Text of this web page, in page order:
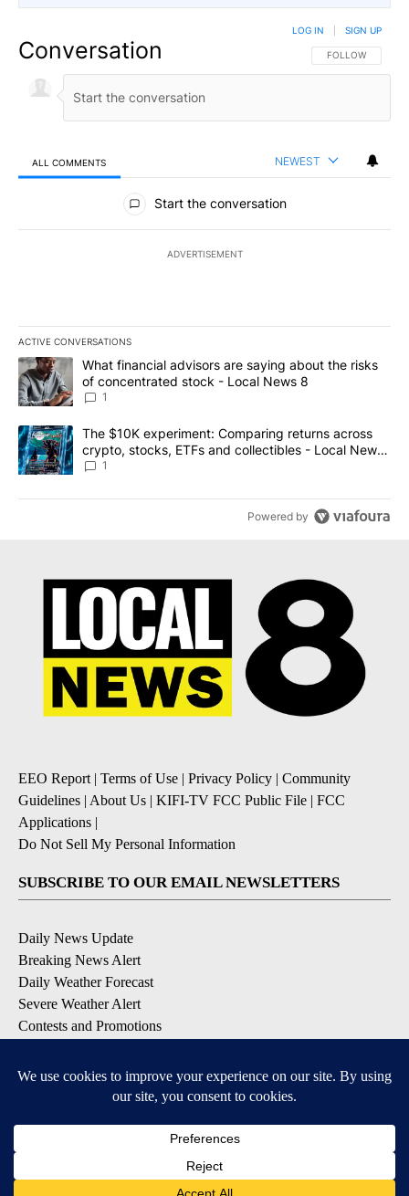
Conversation FOLLOW THIS
FOLLOW
LOG IN SIGN UP
ALL COMMENTS NEWEST
All Comments
Start the conversation
ADVERTISEMENT
ACTIVE CONVERSATIONS
The following is a list of the most commented articles in the last
A trending article titled "What financial advisors are saying
What financial advisors are saying about the risks
of concentrated stock - Local News 8
1
A trending article titled "The $10K experiment: Comparing
The $10K experiment: Comparing returns across
crypto, stocks, ETFs and collectibles - Local News
8
1
Powered by
EEO Report| Terms of Use | Privacy Policy | Community
Guidelines | About Us | KIFI-TV FCC Public File | FCC
Applications |
Do Not Sell My Personal Information
SUBSCRIBE TO OUR EMAIL NEWSLETTERS
Daily News Update
Breaking News Alert
Daily Weather Forecast
Severe Weather Alert
Contests and Promotions